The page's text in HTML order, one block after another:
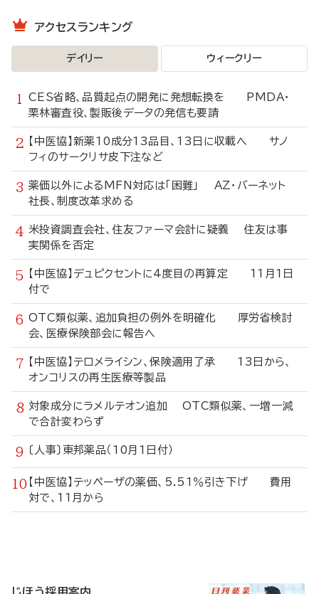
アクセスランキング
デイリー ウィークリー
CES省略、品質起点の開発に発想転換を PMDA・
栗林審査役、製販後データの発信も要請
【中医協】新薬10成分13品目、13日に収載へ サノ
フィのサークリサ皮下注など
薬価以外によるMFN対応は「困難」 AZ・バーネット
社長、制度改革求める
米投資調査会社、住友ファーマ会計に疑義 住友は事
実関係を否定
【中医協】デュピクセントに4度目の再算定 11月1日
付で
OTC類似薬、追加負担の例外を明確化 厚労省検討
会、医療保険部会に報告へ
【中医協】テロメライシン、保険適用了承 13日から、
オンコリスの再生医療等製品
対象成分にラメルテオン追加 OTC類似薬、一増一減
で合計変わらず
〔人事〕東邦薬品（10月1日付）
【中医協】テッペーザの薬価、5.51％引き下げ 費用
対で、11月から